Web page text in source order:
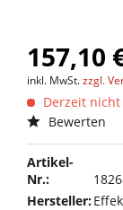
157,10
inkl. MwSt.zzgl.
Derzeit
Bewerten
Artikel-
Nr.:
Hersteller: